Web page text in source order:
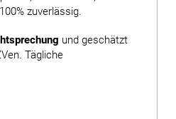
zuverlässig.
und geschätzt
Tägliche